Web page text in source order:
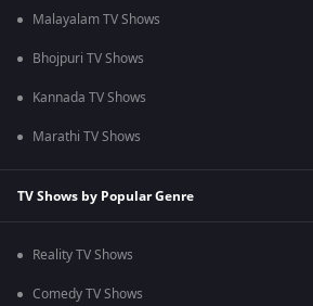
Malayalam TV Shows
Bhojpuri TV Shows
Kannada TV Shows
Marathi TV Shows
TV Shows by Popular Genre
Reality TV Shows
Comedy TV Shows